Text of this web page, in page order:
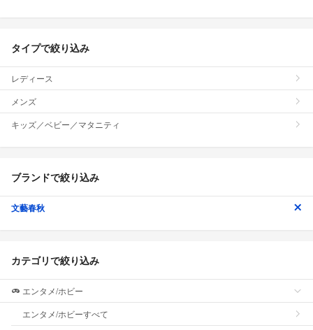
タイプで絞り込み
レディース
メンズ
キッズ／ベビー／マタニティ
ブランドで絞り込み
文藝春秋
カテゴリで絞り込み
エンタメ/ホビー
エンタメ/ホビーすべて